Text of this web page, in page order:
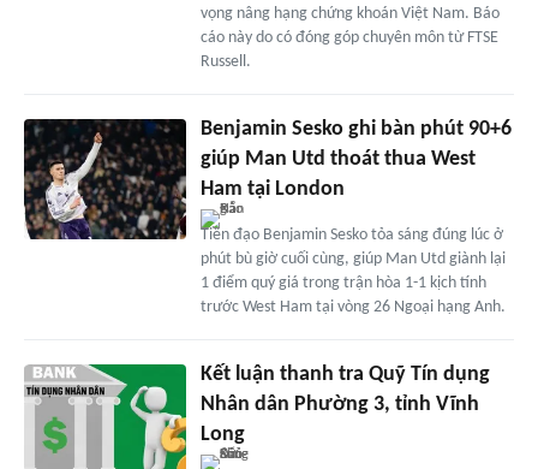
vọng nâng hạng chứng khoán Việt Nam. Báo
cáo này do có đóng góp chuyên môn từ FTSE
Russell.
Benjamin Sesko ghi bàn phút 90+6
giúp Man Utd thoát thua West
Ham tại London
Tiền đạo Benjamin Sesko tỏa sáng đúng lúc ở
phút bù giờ cuối cùng, giúp Man Utd giành lại
1 điểm quý giá trong trận hòa 1-1 kịch tính
trước West Ham tại vòng 26 Ngoại hạng Anh.
Kết luận thanh tra Quỹ Tín dụng
Nhân dân Phường 3, tỉnh Vĩnh
Long